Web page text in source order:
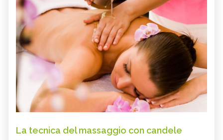
La tecnica del massaggio con candele